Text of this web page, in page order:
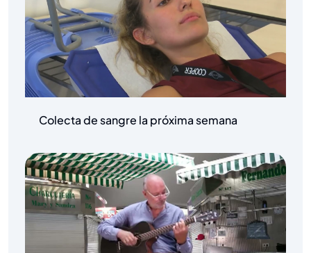
Colecta de sangre la próxima semana